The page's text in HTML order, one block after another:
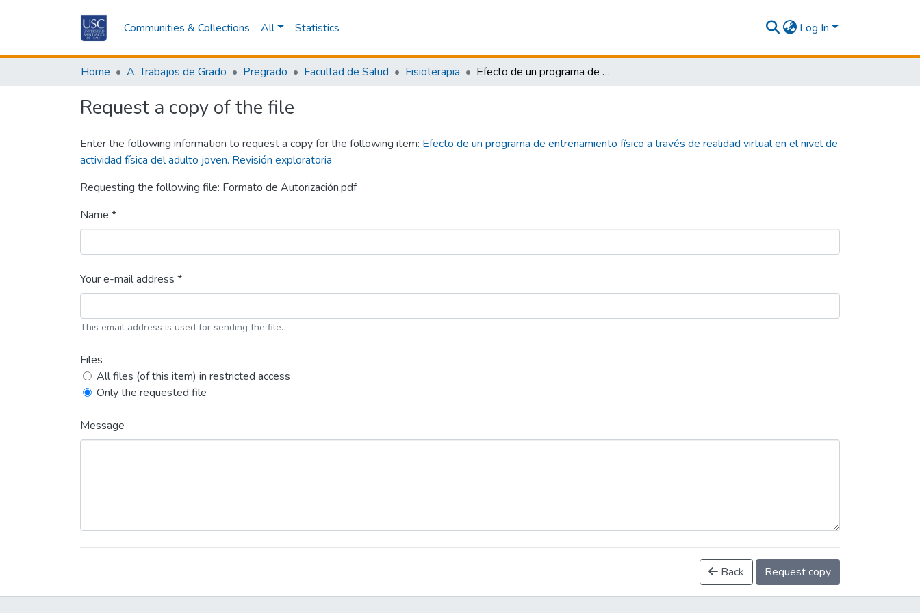
Communities & Collections All Statistics Log In
Home A. Trabajos de Grado Pregrado Facultad de Salud Fisioterapia Efecto de un programa de entrenamiento físico a través de realidad virtual en el nivel de actividad física del adulto joven. Revisión exploratoria
Request a copy of the file
Enter the following information to request a copy for the following item: Efecto de un programa de entrenamiento físico a través de realidad virtual en el nivel de
actividad física del adulto joven. Revisión exploratoria
Requesting the following file: Formato de Autorización.pdf
Name *
Your e-mail address *
This email address is used for sending the file.
Files
All files (of this item) in restricted access
Only the requested file
Message
Back Request copy